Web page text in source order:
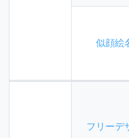
似顔絵
フリーデ